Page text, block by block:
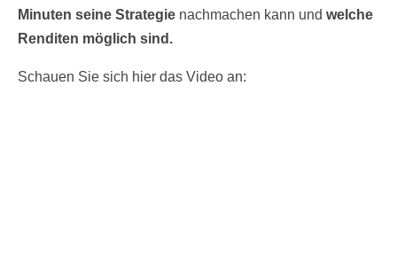
Minuten seine Strategie nachmachen kann und welche
Renditen möglich sind.
Schauen Sie sich hier das Video an: